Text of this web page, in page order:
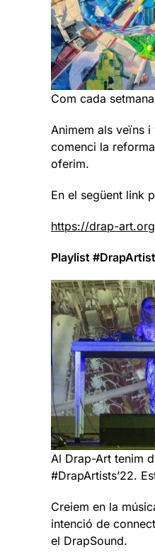
Com cada
Animem als veïns
comenci la
oferim.
En el següent link
https://drap-
Playlist
Al Drap-Art tenim
#DrapArtists’22.
Creiem en la
intenció de
el DrapSound.